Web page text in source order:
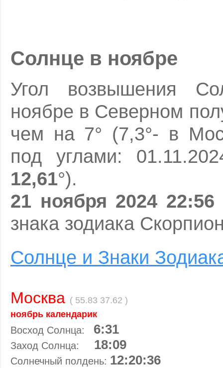
Солнце в ноябре
Угол возвышения
ноябре в Северном
чем на 7° (7,3°- в
под углами:
12,61°).
21 ноября 2024 22:56
знака зодиака
Солнце и Знаки
Москва ( 55.83 37.62 )
ноябрь календарик
Восход Солнца: 6:31
Заход Солнца: 18:09
Солнечный полдень: 12:20:36